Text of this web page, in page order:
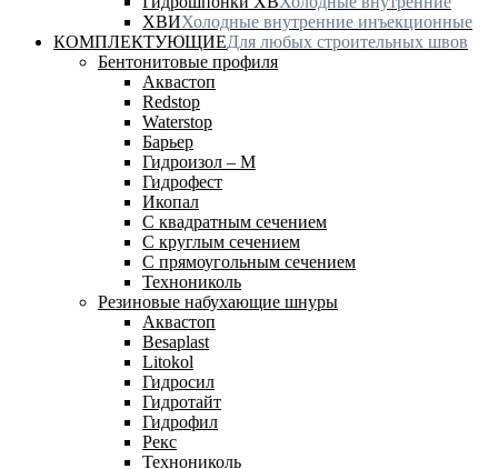
ХВИХолодные внутренние инъекционные
КОМПЛЕКТУЮЩИЕДля любых строительных швов
Бентонитовые профиля
Аквастоп
Redstop
Waterstop
Барьер
Гидроизол – М
Гидрофест
Икопал
С квадратным сечением
С круглым сечением
С прямоугольным сечением
Технониколь
Резиновые набухающие шнуры
Аквастоп
Besaplast
Litokol
Гидросил
Гидротайт
Гидрофил
Рекс
Технониколь